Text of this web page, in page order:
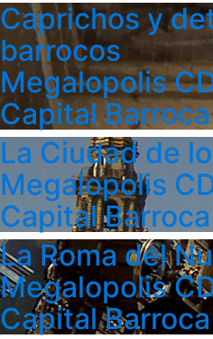
Caprichos y
barrocos
Megalopolis
Capital Barroca
La Ciudad de
Megalopolis
Capital Barroca
La Roma del
Megalopolis
Capital Barroca